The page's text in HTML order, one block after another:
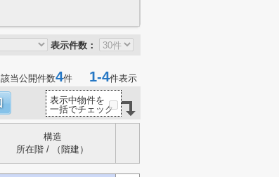
表示件数：
該当公開件数4件 1-4件表示
表示中物件を
一括でチェック
構造
所在階 / （階建）